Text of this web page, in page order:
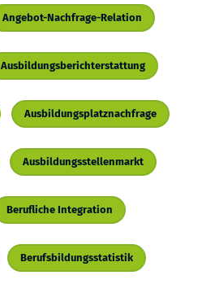
Angebot-Nachfrage-Relation
Ausbildungsberichterstattung
Ausbildungsplatznachfrage
Ausbildungsstellenmarkt
Berufliche Integration
Berufsbildungsstatistik